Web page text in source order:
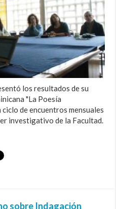
los resultados de su
"La Poesía
de encuentros mensuales
investigativo de la Facultad.
sobre Indagación